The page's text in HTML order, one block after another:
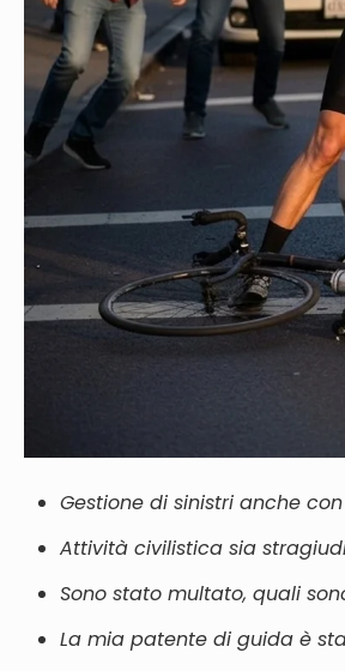
Gestione di sinistri anche
Attività civilisticasia
Sono stato multato, quali
La mia patente di guida è